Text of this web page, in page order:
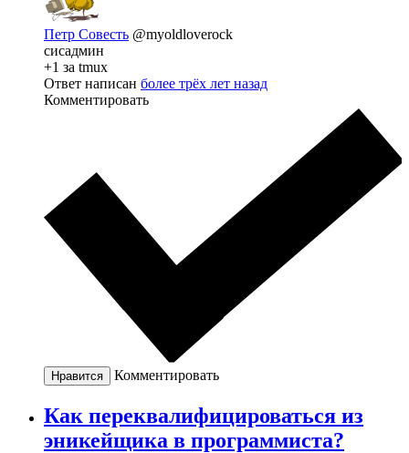
Петр Совесть @myoldloverock
сисадмин
+1 за tmux
Ответ написан более трёх лет назад
Комментировать
Нравится Комментировать
Как переквалифицироваться из
эникейщика в программиста?